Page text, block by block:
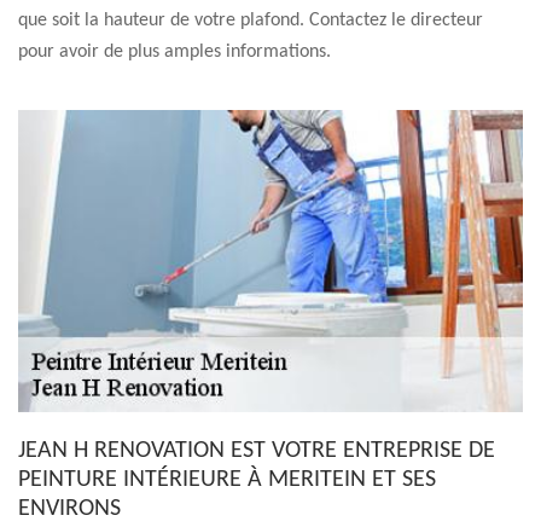
que soit la hauteur de votre plafond. Contactez le directeur
pour avoir de plus amples informations.
JEAN H RENOVATION EST VOTRE ENTREPRISE DE
PEINTURE INTÉRIEURE À MERITEIN ET SES
ENVIRONS